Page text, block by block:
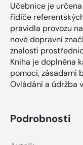
Učebnice je
řidiče
pravidla provozu
nové dopravní
znalosti
Kniha je doplněna
pomoci, zásadami
Ovládání a údržba
Podrobnosti